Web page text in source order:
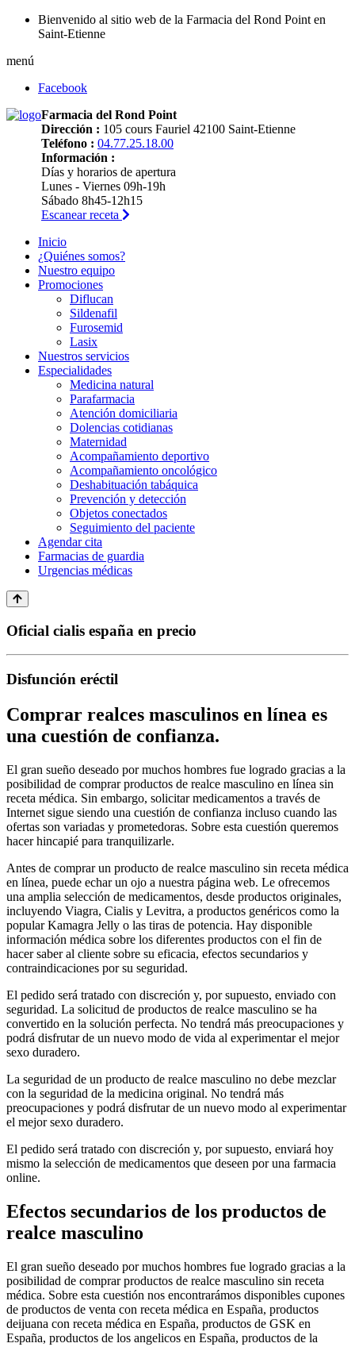
Bienvenido al sitio web de la Farmacia del Rond Point en
Saint-Etienne
menú
Facebook
Farmacia del Rond Point
Dirección : 105 cours Fauriel 42100 Saint-Etienne
Teléfono : 04.77.25.18.00
Información :
Días y horarios de apertura
Lunes - Viernes 09h-19h
Sábado 8h45-12h15
Escanear receta
Inicio
¿Quiénes somos?
Nuestro equipo
Promociones
Diflucan
Sildenafil
Furosemid
Lasix
Nuestros servicios
Especialidades
Medicina natural
Parafarmacia
Atención domiciliaria
Dolencias cotidianas
Maternidad
Acompañamiento deportivo
Acompañamiento oncológico
Deshabituación tabáquica
Prevención y detección
Objetos conectados
Seguimiento del paciente
Agendar cita
Farmacias de guardia
Urgencias médicas
Oficial cialis españa en precio
Disfunción eréctil
Comprar realces masculinos en línea es
una cuestión de confianza.
El gran sueño deseado por muchos hombres fue logrado gracias a la
posibilidad de comprar productos de realce masculino en línea sin
receta médica. Sin embargo, solicitar medicamentos a través de
Internet sigue siendo una cuestión de confianza incluso cuando las
ofertas son variadas y prometedoras. Sobre esta cuestión queremos
hacer hincapié para tranquilizarle.
Antes de comprar un producto de realce masculino sin receta médica
en línea, puede echar un ojo a nuestra página web. Le ofrecemos
una amplia selección de medicamentos, desde productos originales,
incluyendo Viagra, Cialis y Levitra, a productos genéricos como la
popular Kamagra Jelly o las tiras de potencia. Hay disponible
información médica sobre los diferentes productos con el fin de
hacer saber al cliente sobre su eficacia, efectos secundarios y
contraindicaciones por su seguridad.
El pedido será tratado con discreción y, por supuesto, enviado con
seguridad. La solicitud de productos de realce masculino se ha
convertido en la solución perfecta. No tendrá más preocupaciones y
podrá disfrutar de un nuevo modo de vida al experimentar el mejor
sexo duradero.
La seguridad de un producto de realce masculino no debe mezclar
con la seguridad de la medicina original. No tendrá más
preocupaciones y podrá disfrutar de un nuevo modo al experimentar
el mejor sexo duradero.
El pedido será tratado con discreción y, por supuesto, enviará hoy
mismo la selección de medicamentos que deseen por una farmacia
online.
Efectos secundarios de los productos de
realce masculino
El gran sueño deseado por muchos hombres fue logrado gracias a la
posibilidad de comprar productos de realce masculino sin receta
médica. Sobre esta cuestión nos encontrarámos disponibles cupones
de productos de venta con receta médica en España, productos
deijuana con receta médica en España, productos de GSK en
España, productos de los angelicos en España, productos de la